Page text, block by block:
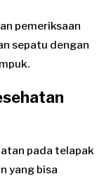
pemeriksaan
sepatu dengan
pada telapak
yang bisa